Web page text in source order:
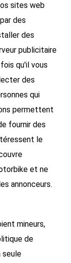
sites web
des
des
publicitaire
qu'il vous
des
qui
permettent
fournir des
le
et ne
annonceurs.
mineurs,
de
seule